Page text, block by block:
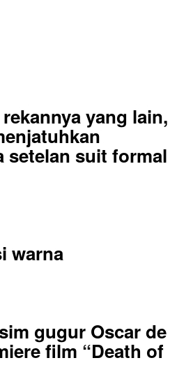
yang lain,
setelan suit formal
warna
gugur Oscar de
film “Death of